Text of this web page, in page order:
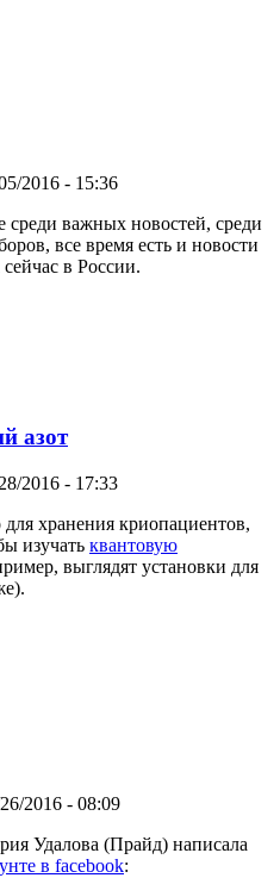
2016 - 15:36
среди важных новостей, среди
все время есть и новости
в России.
азот
2016 - 17:33
хранения криопациентов,
изучать квантовую
выглядят установки для
2016 - 08:09
Удалова (Прайд) написала
в facebook: